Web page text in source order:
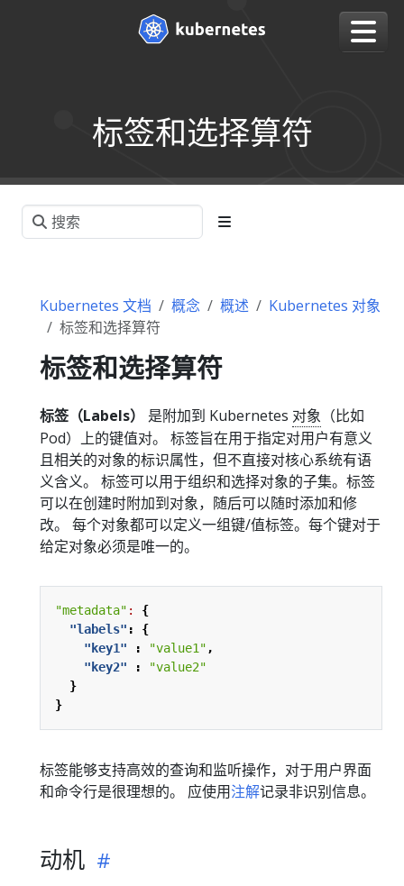
标签和选择算符
Kubernetes 文档 概念 概述
Kubernetes 对象
标签和选择算符
标签和选择算符
标签（Labels） 是附加到 Kubernetes 对象 （比如
Pod）上的键值对。 标签旨在用于指定对用户有意义
且相关的对象的标识属性，但不直接对核心系统有语
义含义。 标签可以用于组织和选择对象的子集。标签
可以在创建时附加到对象，随后可以随时添加和修
改。 每个对象都可以定义一组键/值标签。每个键对于
给定对象必须是唯一的。
"metadata" :
{
"labels" :
{
"key1"
: "value1" ,
"key2"
:
"value2"
}
}
标签能够支持高效的查询和监听操作，对于用户界面
和命令行是很理想的。 应使用注解记录非识别信息。
动机